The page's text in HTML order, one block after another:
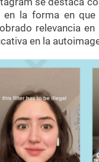
la forma en
relevancia
en la